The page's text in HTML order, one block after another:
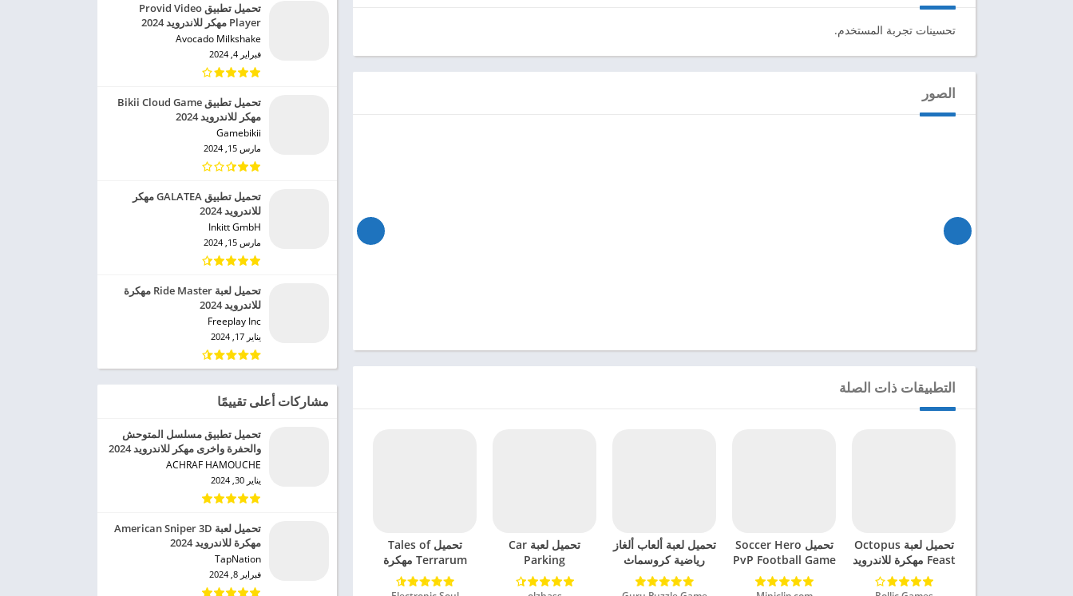
تحسينات تجربة المستخدم.
الصور
التطبيقات ذات الصلة
تحميل لعبة Octopus
Feast مهكرة للاندرويد
2024
تحميل Soccer Hero
PvP Football Game
مهكرة للاندرويد 2024
تحميل لعبة ألعاب ألغاز
رياضية كروسماث
مهكرة للاندرويد 2024
تحميل لعبة Car
Parking
Multiplayer 2
مهكرة للاندرويد 2024
تحميل Tales of
Terrarum مهكرة
للاندرويد 2024
تحميل تطبيق Provid Video
Player مهكر للاندرويد 2024
Avocado Milkshake‏
فبراير 4, 2024
تحميل تطبيق Bikii Cloud Game
مهكر للاندرويد 2024
Gamebikii‏
مارس 15, 2024
تحميل تطبيق GALATEA مهكر
للاندرويد 2024
Inkitt GmbH‏
مارس 15, 2024
تحميل لعبة Ride Master مهكرة
للاندرويد 2024
Freeplay Inc‏
يناير 17, 2024
مشاركات أعلى تقييمًا
تحميل تطبيق مسلسل المتوحش
والحفرة واخرى مهكر للاندرويد 2024
ACHRAF HAMOUCHE‏
يناير 30, 2024
تحميل لعبة American Sniper 3D
مهكرة للاندرويد 2024
TapNation‏
فبراير 8, 2024